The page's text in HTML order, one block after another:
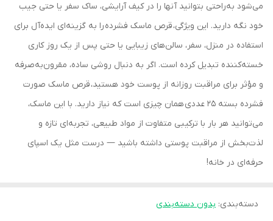
می‌شود به‌راحتی بتوانید آنها را در کیف آرایشی، ساک سفر یا حتی جیب
خود نگه دارید. این ویژگی، قرص ماسک فشرده را به گزینه‌ای ایده‌آل برای
استفاده در منزل، سفر، سالن‌های زیبایی یا حتی پس از یک روز کاری
خسته‌کننده تبدیل کرده است. اگر به دنبال روشی ساده، مقرون‌به‌صرفه
و مؤثر برای مراقبت روزانه از پوست خود هستید، قرص ماسک صورت
فشرده بسته 25 عددی همان چیزی است که نیاز دارید. با این ماسک،
می‌توانید هر بار با ترکیبی متفاوت از مواد طبیعی، تجربه‌ای تازه و
لذت‌بخش از مراقبت پوستی داشته باشید — درست مثل یک اسپای
حرفه‌ای در خانه!
دسته‌بندی: بدون دسته‌بندی